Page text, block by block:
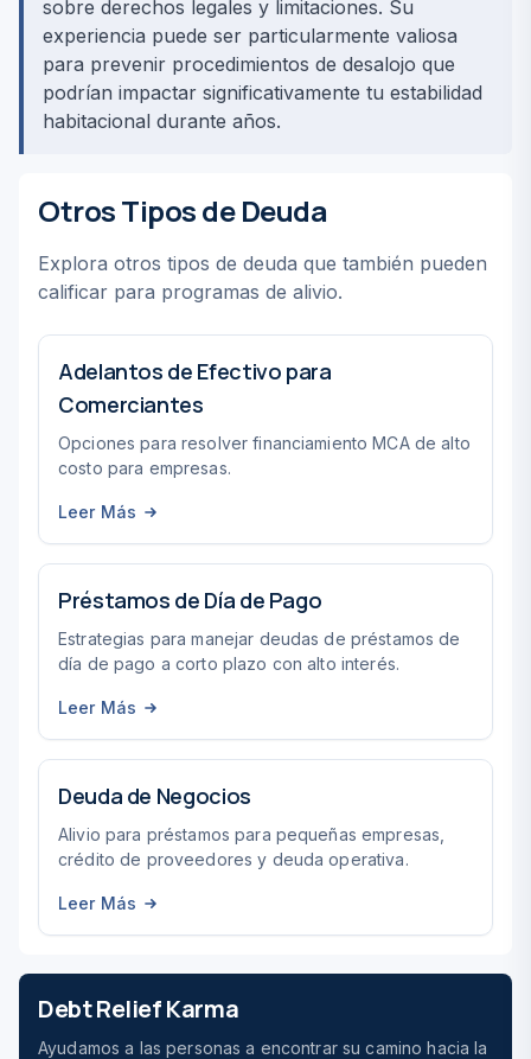
sobre derechos legales y limitaciones. Su
experiencia puede ser particularmente valiosa
para prevenir procedimientos de desalojo que
podrían impactar significativamente tu estabilidad
habitacional durante años.
Otros Tipos de Deuda
Explora otros tipos de deuda que también pueden
calificar para programas de alivio.
Adelantos de Efectivo para
Comerciantes
Opciones para resolver financiamiento MCA de alto
costo para empresas.
Leer Más
Préstamos de Día de Pago
Estrategias para manejar deudas de préstamos de
día de pago a corto plazo con alto interés.
Leer Más
Deuda de Negocios
Alivio para préstamos para pequeñas empresas,
crédito de proveedores y deuda operativa.
Leer Más
Debt Relief Karma
Ayudamos a las personas a encontrar su camino hacia la